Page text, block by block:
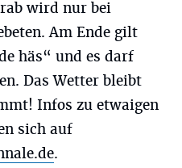
wird nur bei
Am Ende gilt
häs“ und es darf
Das Wetter bleibt
Infos zu etwaigen
sich auf
.